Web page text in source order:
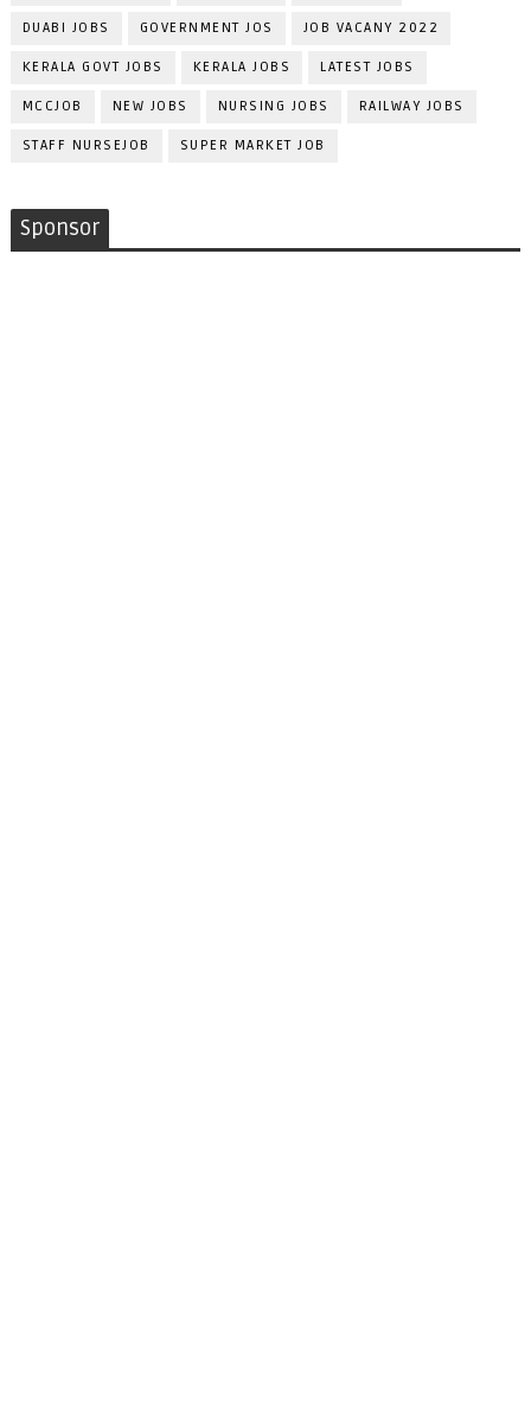
DUABI JOBS GOVERNMENT JOS JOB VACANY 2022
KERALA GOVT JOBS KERALA JOBS LATEST JOBS
MCCJOB NEW JOBS NURSING JOBS RAILWAY JOBS
STAFF NURSEJOB SUPER MARKET JOB
Sponsor